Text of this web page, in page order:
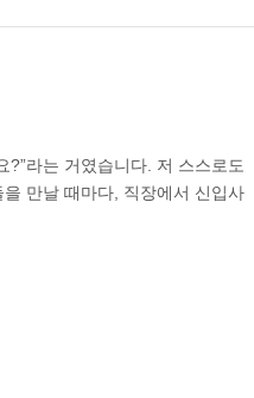
라는 거였습니다. 저 스스로도
만날 때마다, 직장에서 신입사